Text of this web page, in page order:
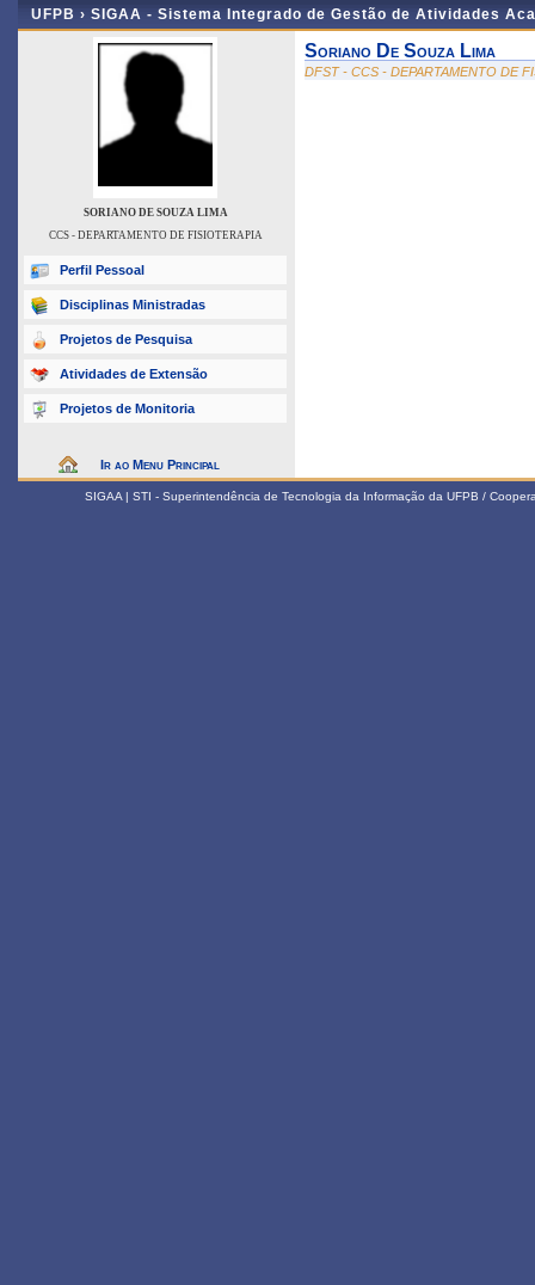
UFPB › SIGAA - Sistema Integrado de Gestão de Atividades
SORIANO DE SOUZA LIMA
CCS - DEPARTAMENTO DE FISIOTERAPIA
Perfil Pessoal
Disciplinas Ministradas
Projetos de Pesquisa
Atividades de Extensão
Projetos de Monitoria
Ir ao Menu Principal
Soriano De Souza Lima
DFST - CCS - DEPARTAMENTO DE
SIGAA | STI - Superintendência de Tecnologia da Informação da UFPB /